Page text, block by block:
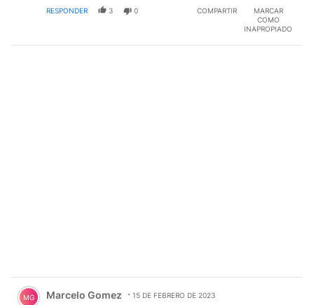
RESPONDER 3 0 COMPARTIR
MARCAR
COMO
INAPROPIADO
Comentario de Marcelo Gomez.
MG Marcelo Gomez 15 DE FEBRERO DE 2023